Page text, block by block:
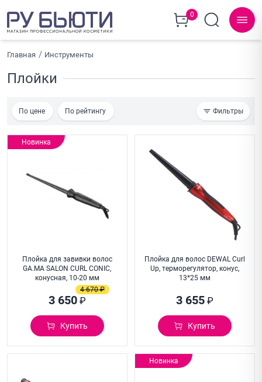
0
Главная Инструменты
Плойки
По цене По рейтингу Фильтры
Новинка
Плойка для завивки волос
GA.MA SALON CURL CONIC,
конусная, 10-20 мм
3 650₽
4 670 ₽
Купить
Плойка для волос DEWAL Curl
Up, терморегулятор, конус,
13*25 мм
3 655₽
Купить
Новинка